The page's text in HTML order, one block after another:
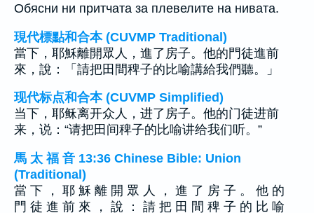
Обясни ни притчата за плевелите на нивата.
現代標點和合本 (CUVMP Traditional)
當下，耶穌離開眾人，進了房子。他的門徒進前
來，說：「請把田間稗子的比喻講給我們聽。」
现代标点和合本 (CUVMP Simplified)
当下，耶稣离开众人，进了房子。他的门徒进前
来，说：“请把田间稗子的比喻讲给我们听。”
馬 太 福 音 13:36 Chinese Bible: Union
(Traditional)
當 下 ， 耶 穌 離 開 眾 人 ， 進 了 房 子 。 他 的
門 徒 進 前 來 ， 說 ： 請 把 田 間 稗 子 的 比 喻